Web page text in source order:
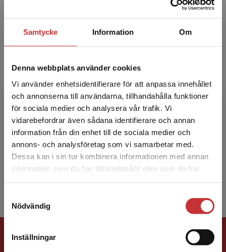
Samtycke Information Om
Denna webbplats använder cookies
Vi använder enhetsidentifierare för att anpassa innehållet
och annonserna till användarna, tillhandahålla funktioner
för sociala medier och analysera vår trafik. Vi
vidarebefordrar även sådana identifierare och annan
information från din enhet till de sociala medier och
annons- och analysföretag som vi samarbetar med.
Dessa kan i sin tur kombinera informationen med annan
information som du har tillhandahållit eller som de har
Nödvändig
Inställningar
Begränsad fraktregion
Det verkar som att du besöker
studentlitteratur.se via en enhet utanför Sverige.
Vi erbjuder inte leveranser utanför Sverige. För
att kunna slutföra ett köp måste
Matti Ristinmaa
Matti Ristinmaa är professor i hållfasthetslära
vid Lunds Tekniska Högskola. Han har bl.a.
publicerat en internationell lärobok inom
hållfasthetslä...